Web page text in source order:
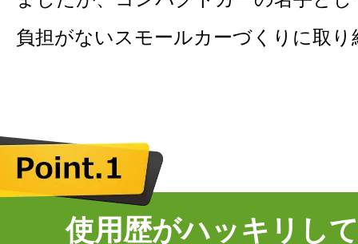
負担がないスモールカーづくりに取
使用歴がハッキリし